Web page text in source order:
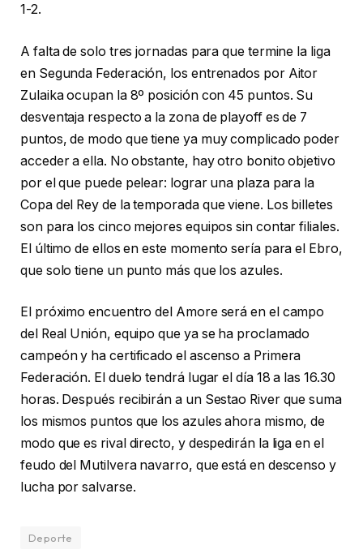
1-2.
A falta de solo tres jornadas para que termine la liga
en Segunda Federación, los entrenados por Aitor
Zulaika ocupan la 8º posición con 45 puntos. Su
desventaja respecto a la zona de playoff es de 7
puntos, de modo que tiene ya muy complicado poder
acceder a ella. No obstante, hay otro bonito objetivo
por el que puede pelear: lograr una plaza para la
Copa del Rey de la temporada que viene. Los billetes
son para los cinco mejores equipos sin contar filiales.
El último de ellos en este momento sería para el Ebro,
que solo tiene un punto más que los azules.
El próximo encuentro del Amore será en el campo
del Real Unión, equipo que ya se ha proclamado
campeón y ha certificado el ascenso a Primera
Federación. El duelo tendrá lugar el día 18 a las 16.30
horas. Después recibirán a un Sestao River que suma
los mismos puntos que los azules ahora mismo, de
modo que es rival directo, y despedirán la liga en el
feudo del Mutilvera navarro, que está en descenso y
lucha por salvarse.
Deporte